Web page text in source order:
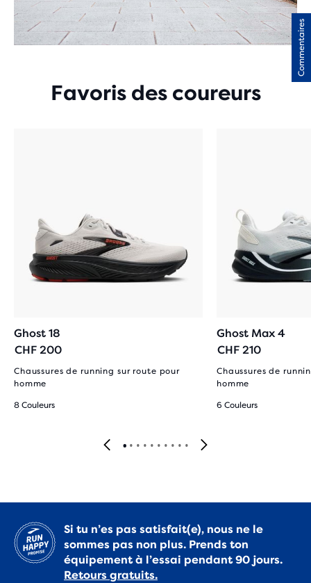
Favoris des coureurs
Ghost 18
CHF 200
Chaussures de running sur route pour
homme
8 Couleurs
Ghost Max 4
CHF 210
Chaussures de
homme
6 Couleurs
Si tu n’es pas satisfait(e), nous ne le
sommes pas non plus. Prends ton
équipement à l’essai pendant 90 jours.
Retours gratuits.
Commentaires